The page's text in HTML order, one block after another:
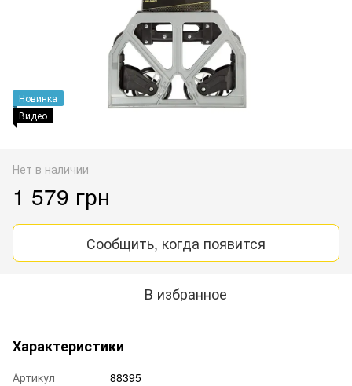
Новинка
Видео
Нет в наличии
1 579 грн
Сообщить, когда появится
В избранное
Характеристики
Артикул
88395